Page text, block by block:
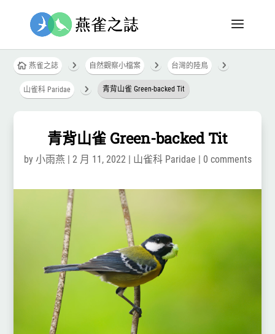
 燕雀之誌 5 自然觀察小檔案 5 台灣的陸鳥 5
山雀科 Paridae 5 青背山雀 Green-backed Tit
青背山雀 Green-backed Tit
by 小雨燕| 2 月 11, 2022| 山雀科 Paridae | 0 comments